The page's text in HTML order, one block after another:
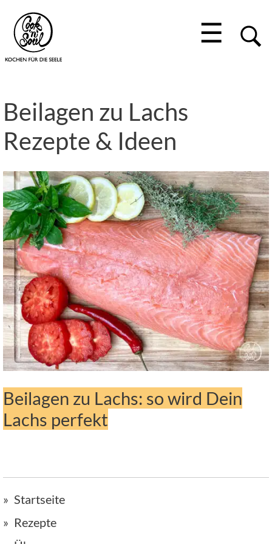
☰
Beilagen zu Lachs
Rezepte & Ideen
Beilagen zu Lachs: so wird Dein
Lachs perfekt
Startseite
Rezepte